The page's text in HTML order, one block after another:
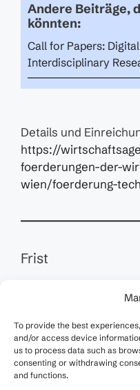
To provide the best
and/or access device
us to process data such as
consenting or withdrawing
and functions.
Andere Beiträge,
könnten:
Call for Papers:
Interdisciplinary
Details und
https://
foerderungen-der-
wien/foerderung-
Frist
Förderhöhe